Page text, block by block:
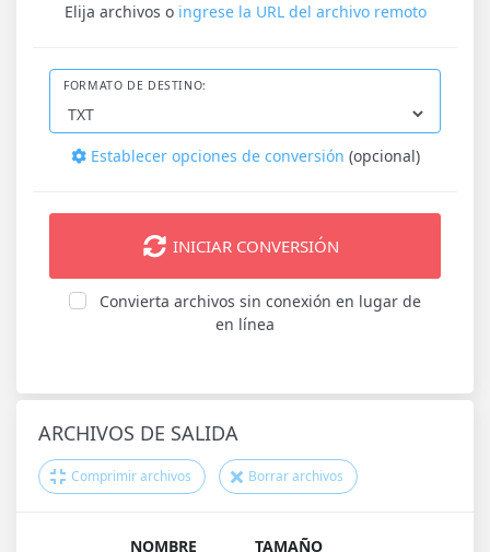
Elija archivos o ingrese la URL del archivo remoto
FORMATO DE DESTINO:
Establecer opciones de conversión (opcional)
INICIAR CONVERSIÓN
Convierta archivos sin conexión en lugar de
en línea
ARCHIVOS DE SALIDA
Comprimir archivos Borrar archivos
NOMBRE
TAMAÑO